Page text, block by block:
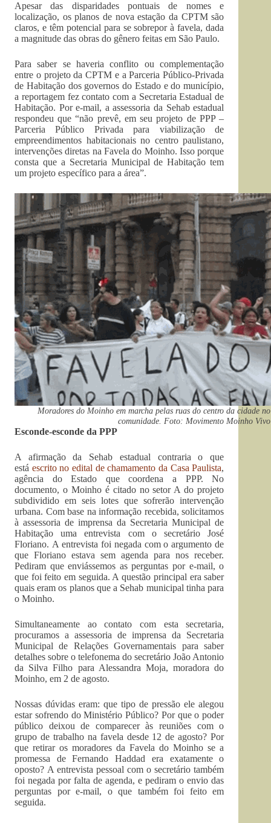
Apesar das disparidades pontuais de nomes e
localização, os planos de nova estação da CPTM são
claros, e têm potencial para se sobrepor à favela, dada
a magnitude das obras do gênero feitas em São Paulo.
Para saber se haveria conflito ou complementação
entre o projeto da CPTM e a Parceria Público-Privada
de Habitação dos governos do Estado e do município,
a reportagem fez contato com a Secretaria Estadual de
Habitação. Por e-mail, a assessoria da Sehab estadual
respondeu que “não prevê, em seu projeto de PPP –
Parceria Público Privada para viabilização de
empreendimentos habitacionais no centro paulistano,
intervenções diretas na Favela do Moinho. Isso porque
consta que a Secretaria Municipal de Habitação tem
um projeto específico para a área”.
Moradores do Moinho em marcha pelas ruas do centro da cidade
comunidade. Foto: Movimento Moinho Vivo
Esconde-esconde da PPP
A afirmação da Sehab estadual contraria o que
está escrito no edital de chamamento da Casa Paulista,
agência do Estado que coordena a PPP. No
documento, o Moinho é citado no setor A do projeto
subdividido em seis lotes que sofrerão intervenção
urbana. Com base na informação recebida, solicitamos
à assessoria de imprensa da Secretaria Municipal de
Habitação uma entrevista com o secretário José
Floriano. A entrevista foi negada com o argumento de
que Floriano estava sem agenda para nos receber.
Pediram que enviássemos as perguntas por e-mail, o
que foi feito em seguida. A questão principal era saber
quais eram os planos que a Sehab municipal tinha para
o Moinho.
Simultaneamente ao contato com esta secretaria,
procuramos a assessoria de imprensa da Secretaria
Municipal de Relações Governamentais para saber
detalhes sobre o telefonema do secretário João Antonio
da Silva Filho para Alessandra Moja, moradora do
Moinho, em 2 de agosto.
Nossas dúvidas eram: que tipo de pressão ele alegou
estar sofrendo do Ministério Público? Por que o poder
público deixou de comparecer às reuniões com o
grupo de trabalho na favela desde 12 de agosto? Por
que retirar os moradores da Favela do Moinho se a
promessa de Fernando Haddad era exatamente o
oposto? A entrevista pessoal com o secretário também
foi negada por falta de agenda, e pediram o envio das
perguntas por e-mail, o que também foi feito em
seguida.